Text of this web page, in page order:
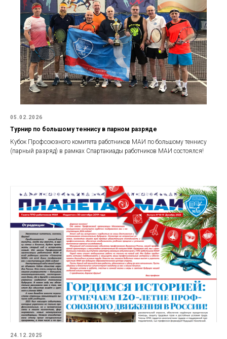
05.02.2026
Турнир по большому теннису в парном разряде
Кубок Профсоюзного комитета работников МАИ по большому теннису
(парный разряд) в рамках Спартакиады работников МАИ состоялся!
24.12.2025